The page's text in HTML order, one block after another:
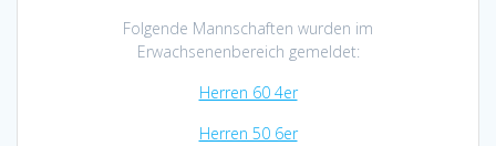
Folgende Mannschaften wurden im
Erwachsenenbereich gemeldet:
Herren 60 4er
Herren 50 6er